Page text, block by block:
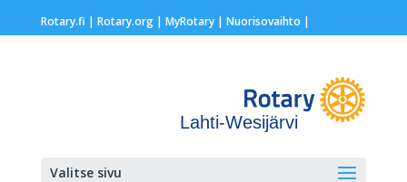
Rotary.fi | Rotary.org| MyRotary | Nuorisovaihto |
Lahti-Wesijärvi
Valitse sivu